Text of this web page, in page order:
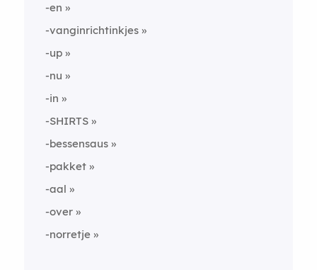
-en
-vanginrichtinkjes
-up
-nu
-in
-SHIRTS
-bessensaus
-pakket
-aal
-over
-norretje